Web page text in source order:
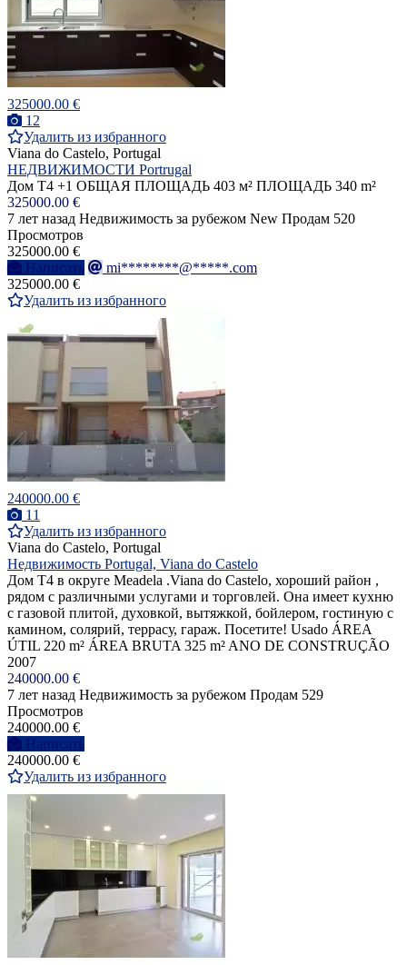
325000.00 €
12
Удалить из избранного
Viana do Castelo, Portugal
НЕДВИЖИМОСТИ Portrugal
Дом T4 +1 ОБЩАЯ ПЛОЩАДЬ 403 м² ПЛОЩАДЬ 340 m²
325000.00 €
7 лет назад Недвижимость за рубежом New Продам 520
Просмотров
325000.00 €
Написать
mi********@*****.com
325000.00 €
Удалить из избранного
240000.00 €
11
Удалить из избранного
Viana do Castelo, Portugal
Недвижимость Portugal, Viana do Castelo
Дом Т4 в округе Meadela .Viana do Castelo, хороший район ,
рядом с различными услугами и торговлей. Она имеет кухню
с газовой плитой, духовкой, вытяжкой, бойлером, гостиную с
камином, солярий, террасу, гараж. Посетите! Usado ÁREA
ÚTIL 220 m² ÁREA BRUTA 325 m² ANO DE CONSTRUÇÃO
2007
240000.00 €
7 лет назад Недвижимость за рубежом Продам 529
Просмотров
240000.00 €
Написать
240000.00 €
Удалить из избранного